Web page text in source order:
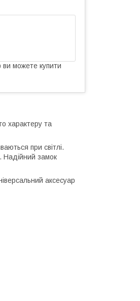
ви можете купити
характеру та
при світлі.
Надійний замок
аксесуар